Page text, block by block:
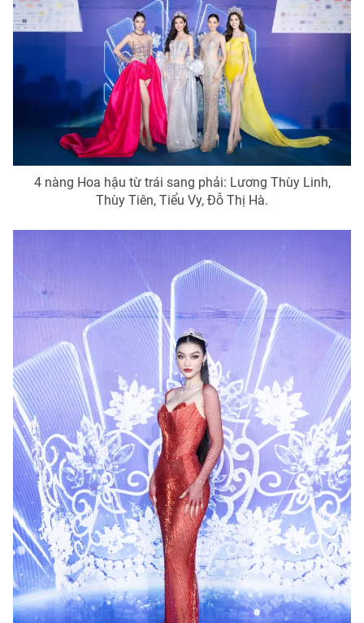
4 nàng Hoa hậu từ trái sang phải: Lương Thùy Linh,
Thùy Tiên, Tiểu Vy, Đỗ Thị Hà.